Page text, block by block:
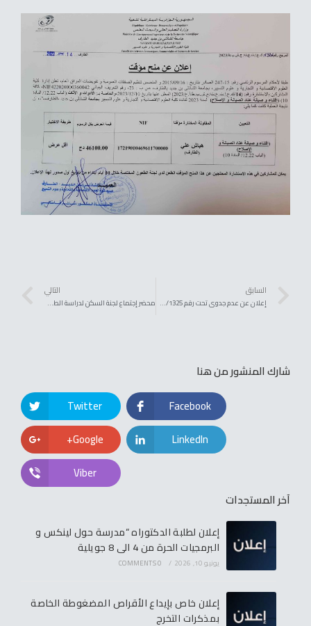
السابق
إعلان عن عدم جدوى تحت رقم 1325/ك.ع.إ.ت.ع.ت/ج.ش.ب.ط/2023 بتاريخ 14 ديسمبر 2023 : كلية العلوم الإقتصادية التجارية و علوم التسيير
التالي
محضر إجتماع لجنة السكن لدراسة الطعون
شارك المنشور من هنا
Twitter
Facebook
Google+
LinkedIn
Viber
آخر المستجدات
إعلان لطلبة الدكتوراه “مدرسة حول لينكس و
البرمجيات الحرة من 4 الى 8 جويلية
يونيو 10, 2026 /
0 COMMENTS
إعلان خاص بإيداع الأقراص المضغوطة الخاصة
بمذكرات التخرج